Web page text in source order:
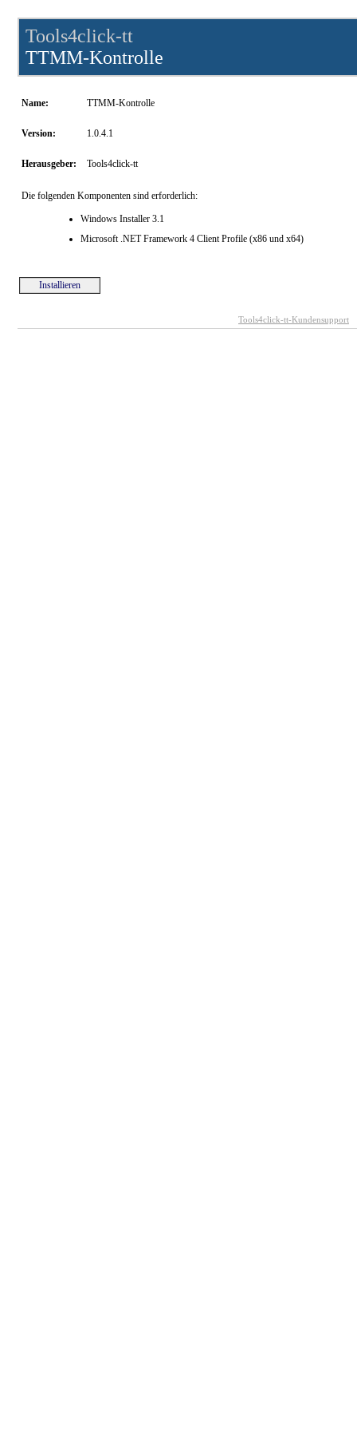
Tools4click-tt
TTMM-Kontrolle
Name: TTMM-Kontrolle
Version: 1.0.4.1
Herausgeber: Tools4click-tt
Die folgenden Komponenten sind erforderlich:
Windows Installer 3.1
Microsoft .NET Framework 4 Client Profile (x86 und x64)
Installieren
Tools4click-tt-Kundensupport